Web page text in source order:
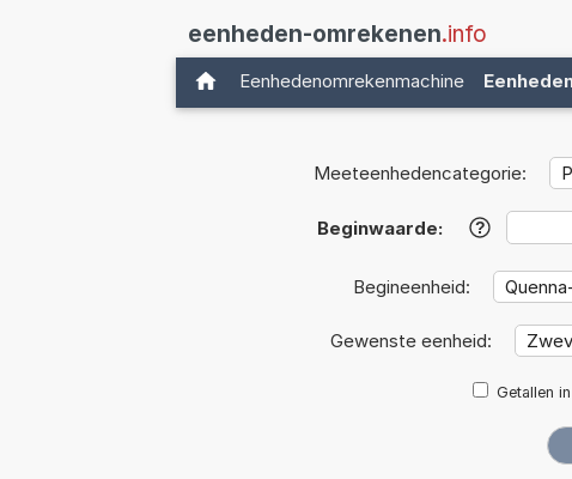
eenheden-omrekenen.info
Eenhedenomrekenmachine
Meeteenhedencategorie:
Beginwaarde: ?
Begineenheid:
Gewenste eenheid:
Getallen